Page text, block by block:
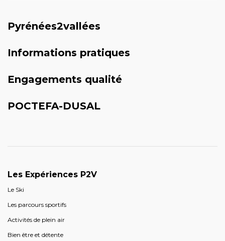
Pyrénées2vallées
Informations pratiques
Engagements qualité
POCTEFA-DUSAL
Les Expériences P2V
Le Ski
Les parcours sportifs
Activités de plein air
Bien être et détente